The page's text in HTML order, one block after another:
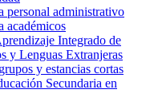
personal administrativo
académicos
Integrado de
y Lenguas Extranjeras
y estancias cortas
Secundaria en